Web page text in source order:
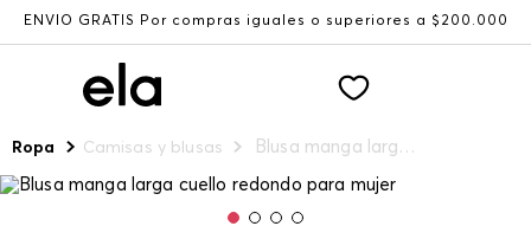
ENVÍO GRATIS Por compras iguales o superiores a $200.000
Ropa Camisas y blusas Blusa manga larga cuello redondo para mujer